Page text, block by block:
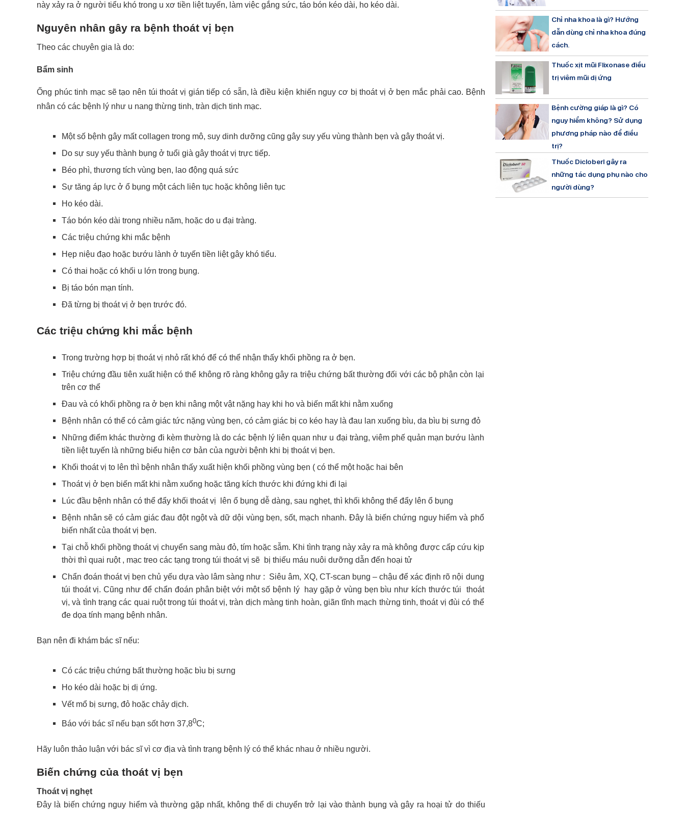
này xảy ra ở người tiểu khó trong u xơ tiền liệt tuyến, làm việc gắng sức, táo bón kéo dài, ho kéo dài.
Nguyên nhân gây ra bệnh thoát vị bẹn
Theo các chuyên gia là do:
Bẩm sinh
Ống phúc tinh mạc sẽ tạo nên túi thoát vị gián tiếp có sẵn, là điều kiện khiến nguy cơ bị thoát vị ở bẹn mắc phải cao. Bệnh
nhân có các bệnh lý như u nang thừng tinh, tràn dịch tinh mạc.
Một số bệnh gây mất collagen trong mô, suy dinh dưỡng cũng gây suy yếu vùng thành bẹn và gây thoát vị.
Do sự suy yếu thành bụng ở tuổi già gây thoát vị trực tiếp.
Béo phì, thương tích vùng bẹn, lao động quá sức
Sự tăng áp lực ở ổ bụng một cách liên tục hoặc không liên tục
Ho kéo dài.
Táo bón kéo dài trong nhiều năm, hoặc do u đại tràng.
Các triệu chứng khi mắc bệnh
Hẹp niệu đạo hoặc bướu lành ở tuyến tiền liệt gây khó tiểu.
Có thai hoặc có khối u lớn trong bụng.
Bị táo bón mạn tính.
Đã từng bị thoát vị ở bẹn trước đó.
Các triệu chứng khi mắc bệnh
Trong trường hợp bị thoát vị nhỏ rất khó để có thể nhận thấy khối phồng ra ở bẹn.
Triệu chứng đầu tiên xuất hiện có thể không rõ ràng không gây ra triệu chứng bất thường đối với các bộ phận còn lại
trên cơ thể
Đau và có khối phồng ra ở bẹn khi nâng một vật nặng hay khi ho và biến mất khi nằm xuống
Bệnh nhân có thể có cảm giác tức nặng vùng bẹn, có cảm giác bị co kéo hay là đau lan xuống bìu, da bìu bị sưng đỏ
Những điểm khác thường đi kèm thường là do các bệnh lý liên quan như u đại tràng, viêm phế quản mạn bướu lành
tiền liệt tuyến là những biểu hiện cơ bản của người bệnh khi bị thoát vị bẹn.
Khối thoát vị to lên thì bệnh nhân thấy xuất hiện khối phồng vùng bẹn ( có thể một hoặc hai bên
Thoát vị ở bẹn biến mất khi nằm xuống hoặc tăng kích thước khi đứng khi đi lại
Lúc đầu bệnh nhân có thể đẩy khối thoát vị lên ổ bụng dễ dàng, sau nghẹt, thì khối không thể đẩy lên ổ bụng
Bệnh nhân sẽ có cảm giác đau đột ngột và dữ dội vùng bẹn, sốt, mạch nhanh. Đây là biến chứng nguy hiểm và phổ
biến nhất của thoát vị bẹn.
Tại chỗ khối phồng thoát vị chuyển sang màu đỏ, tím hoặc sẫm. Khi tình trạng này xảy ra mà không được cấp cứu kịp
thời thì quai ruột , mạc treo các tạng trong túi thoát vị sẽ bị thiếu máu nuôi dưỡng dẫn đến hoại tử
Chẩn đoán thoát vị bẹn chủ yếu dựa vào lâm sàng như : Siêu âm, XQ, CT-scan bụng – chậu để xác định rõ nội dung
túi thoát vị. Cũng như để chẩn đoán phân biệt với một số bệnh lý hay gặp ở vùng bẹn bìu như kích thước túi thoát
vị, và tình trạng các quai ruột trong túi thoát vị, tràn dịch màng tinh hoàn, giãn tĩnh mạch thừng tinh, thoát vị đùi có thể
đe dọa tính mạng bệnh nhân.
Bạn nên đi khám bác sĩ nếu:
Có các triệu chứng bất thường hoặc bìu bị sưng
Ho kéo dài hoặc bị dị ứng.
Vết mổ bị sưng, đỏ hoặc chảy dịch.
Báo với bác sĩ nếu bạn sốt hơn 37,80C;
Hãy luôn thảo luận với bác sĩ vì cơ địa và tình trạng bệnh lý có thể khác nhau ở nhiều người.
Biến chứng của thoát vị bẹn
Thoát vị nghẹt
Đây là biến chứng nguy hiểm và thường gặp nhất, không thể di chuyển trở lại vào thành bụng và gây ra hoại tử do thiếu
Chỉ nha khoa là gì? Hướng
dẫn dùng chỉ nha khoa đúng
cách.
Thuốc xịt mũi Flixonase điều
trị viêm mũi dị ứng
Bệnh cường giáp là gì? Có
nguy hiểm không? Sử dụng
phương pháp nào để điều
trị?
Thuốc Dicloberl gây ra
những tác dụng phụ nào cho
người dùng?